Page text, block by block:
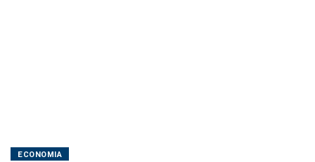
ECONOMIA